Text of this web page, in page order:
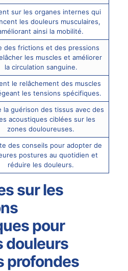
sur les organes internes qui
les douleurs musculaires,
ainsi la mobilité.
des frictions et des pressions
les muscles et améliorer
la circulation sanguine.
le relâchement des muscles
les tensions spécifiques.
la guérison des tissus avec des
acoustiques ciblées sur les
zones douloureuses.
des conseils pour adopter de
postures au quotidien et
réduire les douleurs.
sur les
pour
douleurs
profondes